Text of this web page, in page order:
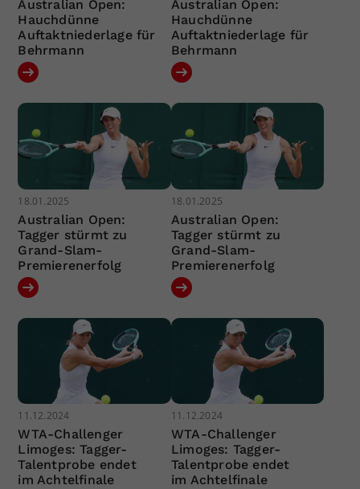
Australian Open:
Hauchdünne
Auftaktniederlage für
Behrmann
Australian Open:
Hauchdünne
Auftaktniederlage für
Behrmann
18.01.2025
Australian Open:
Tagger stürmt zu
Grand-Slam-
Premierenerfolg
18.01.2025
Australian Open:
Tagger stürmt zu
Grand-Slam-
Premierenerfolg
11.12.2024
WTA-Challenger
Limoges: Tagger-
Talentprobe endet
im Achtelfinale
11.12.2024
WTA-Challenger
Limoges: Tagger-
Talentprobe endet
im Achtelfinale